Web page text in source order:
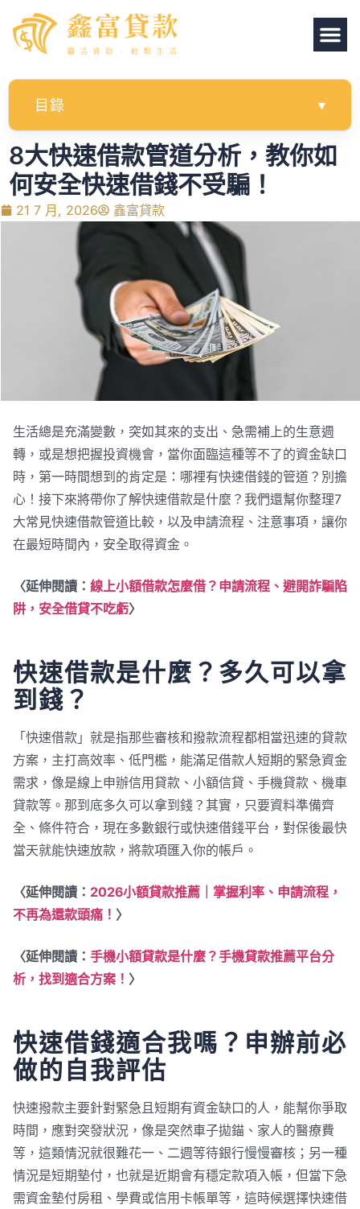
8大快速借款管道分析，教你如
何安全快速借錢不受騙！
21 7 月, 2026 鑫富貸款
生活總是充滿變數，突如其來的支出、急需補上的生意週
轉，或是想把握投資機會，當你面臨這種等不了的資金缺口
時，第一時間想到的肯定是：哪裡有快速借錢的管道？別擔
心！接下來將帶你了解快速借款是什麼？我們還幫你整理7
大常見快速借款管道比較，以及申請流程、注意事項，讓你
在最短時間內，安全取得資金。
〈延伸閱讀： 線上小額借款怎麼借？申請流程、避開詐騙陷
阱，安全借貸不吃虧〉
快速借款是什麼？多久可以拿
到錢？
「快速借款」就是指那些審核和撥款流程都相當迅速的貸款
方案，主打高效率、低門檻，能滿足借款人短期的緊急資金
需求，像是線上申辦信用貸款、小額信貸、手機貸款、機車
貸款等。那到底多久可以拿到錢？其實，只要資料準備齊
全、條件符合，現在多數銀行或快速借錢平台，對保後最快
當天就能快速放款，將款項匯入你的帳戶。
〈延伸閱讀： 2026小額貸款推薦｜掌握利率、申請流程，
不再為還款頭痛！ 〉
〈延伸閱讀： 手機小額貸款是什麼？手機貸款推薦平台分
析，找到適合方案！ 〉
快速借錢適合我嗎？申辦前必
做的自我評估
快速撥款主要針對緊急且短期有資金缺口的人，能幫你爭取
時間，應對突發狀況，像是突然車子拋錨、家人的醫療費
等，這類情況就很難花一、二週等待銀行慢慢審核；另一種
情況是短期墊付，也就是近期會有穩定款項入帳，但當下急
需資金墊付房租、學費或信用卡帳單等，這時候選擇快速借
目錄 ▾